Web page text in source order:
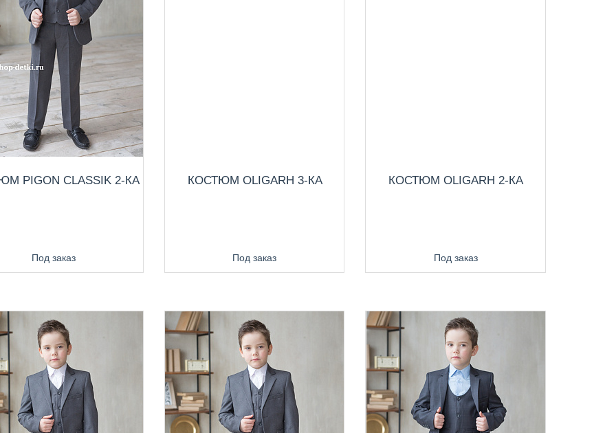
PIGON CLASSIK 2-КА
Под заказ
КОСТЮМ OLIGARH 3-КА
Под заказ
КОСТЮМ OLIGARH 2-КА
Под заказ